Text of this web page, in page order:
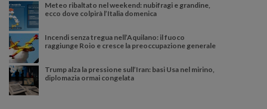
Meteo ribaltato nel weekend: nubifragi e grandine,
ecco dove colpirà l’Italia domenica
Incendi senza tregua nell’Aquilano: il fuoco
raggiunge Roio e cresce la preoccupazione generale
Trump alza la pressione sull’Iran: basi Usa nel mirino,
diplomazia ormai congelata